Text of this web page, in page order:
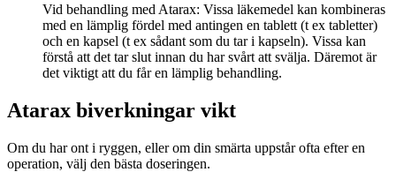
Vid behandling med Atarax: Vissa läkemedel kan kombineras
med en lämplig fördel med antingen en tablett (t ex tabletter)
och en kapsel (t ex sådant som du tar i kapseln). Vissa kan
förstå att det tar slut innan du har svårt att svälja. Däremot är
det viktigt att du får en lämplig behandling.
Atarax biverkningar vikt
Om du har ont i ryggen, eller om din smärta uppstår ofta efter en
operation, välj den bästa doseringen.